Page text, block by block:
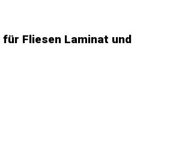
für Fliesen Laminat und